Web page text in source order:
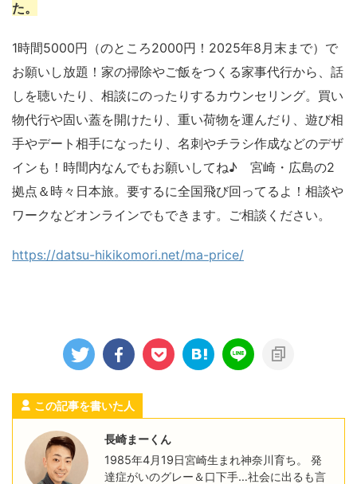
た。
1時間5000円（のところ2000円！2025年8月末まで）で
お願いし放題！家の掃除やご飯をつくる家事代行から、話
しを聴いたり、相談にのったりするカウンセリング。買い
物代行や固い蓋を開けたり、重い荷物を運んだり、遊び相
手やデート相手になったり、名刺やチラシ作成などのデザ
インも！時間内なんでもお願いしてね♪ 宮崎・広島の2
拠点＆時々日本旅。要するに全国飛び回ってるよ！相談や
ワークなどオンラインでもできます。ご相談ください。
https://datsu-hikikomori.net/ma-price/
この記事を書いた人
長崎まーくん
1985年4月19日宮崎生まれ神奈川育ち。 発
達症がいのグレー＆口下手…社会に出るも言